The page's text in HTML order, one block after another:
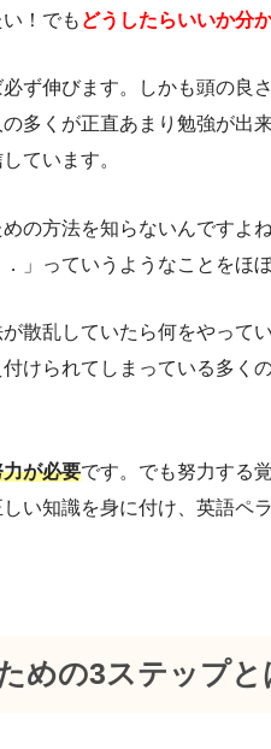
！でも どうしたらいいか分
ず伸びます。しかも頭の良
多くが正直あまり勉強が出
ています。
の方法を知らないんですよ
」っていうようなことをほ
散乱していたら何をやって
けられてしまっている多く
が必要です。でも努力する
しい知識を身に付け、英語ペ
めの3ステップと